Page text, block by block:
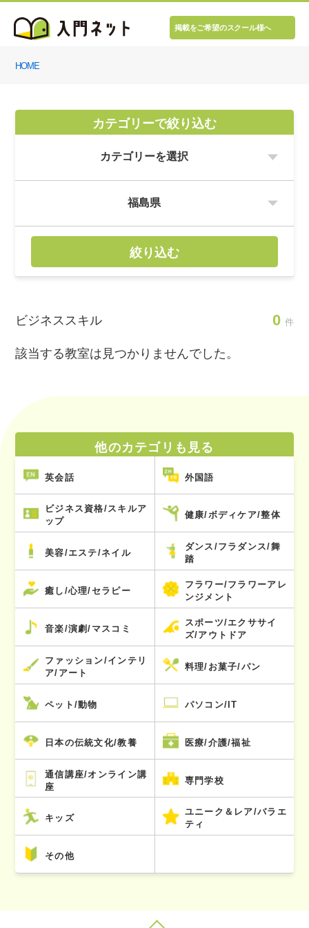
掲載をご希望のスクール様へ
HOME
カテゴリーで絞り込む
絞り込む
ビジネススキル 0 件
該当する教室は見つかりませんでした。
他のカテゴリも見る
英会話 外国語
ビジネス資格/スキルア
ップ
健康/ボディケア/整体
美容/エステ/ネイル
ダンス/フラダンス/舞
踏
癒し/心理/セラピー
フラワー/フラワーアレ
ンジメント
音楽/演劇/マスコミ
スポーツ/エクササイ
ズ/アウトドア
ファッション/インテリ
ア/アート
料理/お菓子/パン
ペット/動物 パソコン/IT
日本の伝統文化/教養 医療/介護/福祉
通信講座/オンライン講
座
専門学校
キッズ
ユニーク＆レア/バラエ
ティ
その他